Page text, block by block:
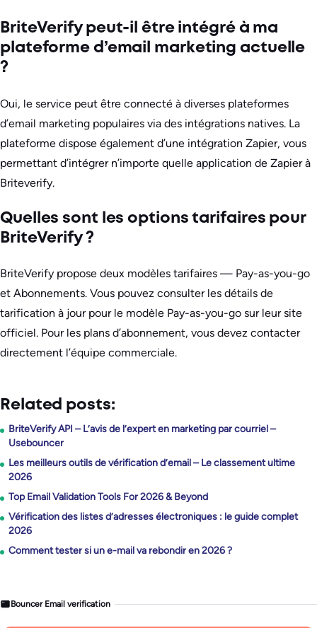
BriteVerify peut-il être intégré à ma
plateforme d’email marketing actuelle
?
Oui, le service peut être connecté à diverses plateformes
d’email marketing populaires via des intégrations natives. La
plateforme dispose également d’une intégration Zapier, vous
permettant d’intégrer n’importe quelle application de Zapier à
Briteverify.
Quelles sont les options tarifaires pour
BriteVerify ?
BriteVerify propose deux modèles tarifaires — Pay-as-you-go
et Abonnements. Vous pouvez consulter les détails de
tarification à jour pour le modèle Pay-as-you-go sur leur site
officiel. Pour les plans d’abonnement, vous devez contacter
directement l’équipe commerciale.
Related posts:
BriteVerify API – L’avis de l’expert en marketing par courriel –
Usebouncer
Les meilleurs outils de vérification d’email – Le classement ultime
2026
Top Email Validation Tools For 2026 & Beyond
Vérification des listes d’adresses électroniques : le guide complet
2026
Comment tester si un e-mail va rebondir en 2026 ?
Bouncer Email verification